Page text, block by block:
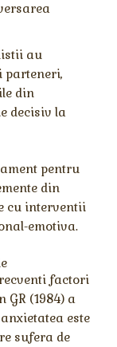
au
parteneri,
din
decisiv la
pentru
din
cu interventii
emotiva.
factori
GR (1984) a
este
sufera de